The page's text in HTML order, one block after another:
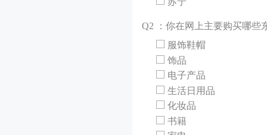
Q2 ：你在网上主要购买哪些
服饰鞋帽
饰品
电子产品
生活日用品
化妆品
书籍